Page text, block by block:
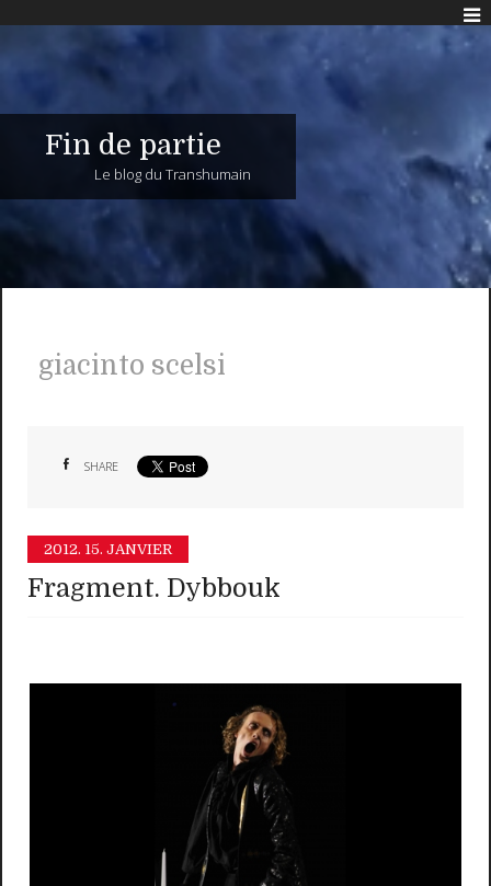
Fin de partie
Le blog du Transhumain
giacinto scelsi
SHARE
2012. 15. JANVIER
Fragment. Dybbouk